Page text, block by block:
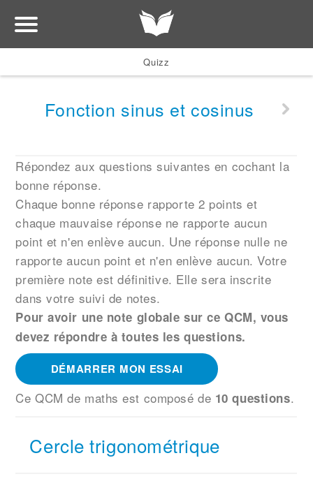
Quizz
Fonction sinus et cosinus
Répondez aux questions suivantes en cochant la
bonne réponse.
Chaque bonne réponse rapporte 2 points et
chaque mauvaise réponse ne rapporte aucun
point et n'en enlève aucun. Une réponse nulle ne
rapporte aucun point et n'en enlève aucun. Votre
première note est définitive. Elle sera inscrite
dans votre suivi de notes.
Pour avoir une note globale sur ce QCM, vous
devez répondre à toutes les questions.
DÉMARRER MON ESSAI
Ce QCM de mathsest composé de 10 questions.
Cercle trigonométrique